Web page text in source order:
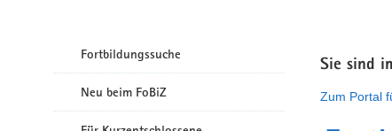
Fortbildungssuche
Neu beim FoBiZ
Sie sind
Zum Portal